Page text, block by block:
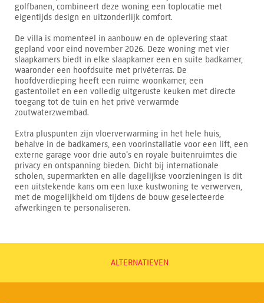
golfbanen, combineert deze woning een toplocatie met
eigentijds design en uitzonderlijk comfort.
De villa is momenteel in aanbouw en de oplevering staat
gepland voor eind november 2026. Deze woning met vier
slaapkamers biedt in elke slaapkamer een en suite badkamer,
waaronder een hoofdsuite met privéterras. De
hoofdverdieping heeft een ruime woonkamer, een
gastentoilet en een volledig uitgeruste keuken met directe
toegang tot de tuin en het privé verwarmde
zoutwaterzwembad.
Extra pluspunten zijn vloerverwarming in het hele huis,
behalve in de badkamers, een voorinstallatie voor een lift, een
externe garage voor drie auto’s en royale buitenruimtes die
privacy en ontspanning bieden. Dicht bij internationale
scholen, supermarkten en alle dagelijkse voorzieningen is dit
een uitstekende kans om een luxe kustwoning te verwerven,
met de mogelijkheid om tijdens de bouw geselecteerde
afwerkingen te personaliseren.
ALTERNATIEVEN